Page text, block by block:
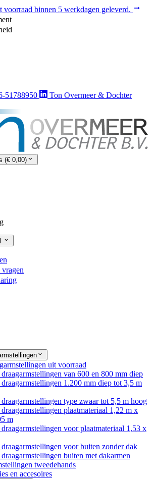
voorraad binnen 5 werkdagen geleverd.
51788950
Ton Overmeer & Dochter
(€ 0,00)
vragen
uit voorraad
van 600 en 800 mm diep
1.200 mm diep tot 3,5 m
type zwaar tot 5,5 m hoog
plaatmateriaal 1,22 m x
m
voor plaatmateriaal 1,53 x
voor buiten zonder dak
buiten met dakarmen
tweedehands
en accesoires